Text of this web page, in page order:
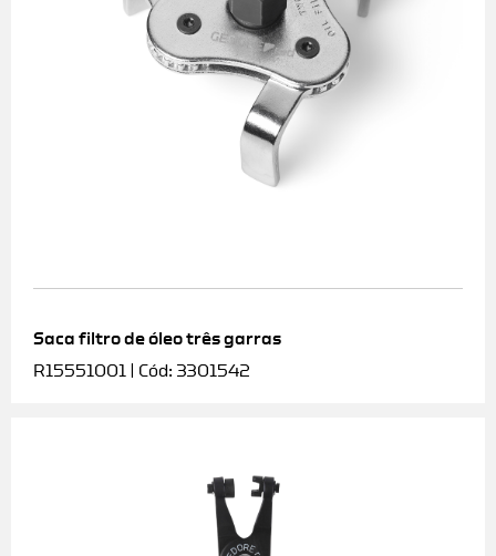
Saca filtro de óleo três garras
R15551001 | Cód: 3301542